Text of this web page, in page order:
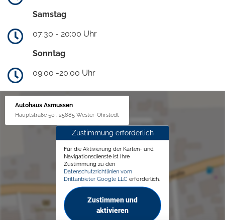
Samstag
07:30 - 20:00 Uhr
Sonntag
09:00 -20:00 Uhr
Autohaus Asmussen
Hauptstraße 50 , 25885 Wester-Ohrstedt
Zustimmung erforderlich
Für die Aktivierung der Karten- und
Navigationsdienste ist Ihre
Zustimmung zu den
Datenschutzrichtlinien vom
Drittanbieter Google LLC erforderlich.
Zustimmen und
aktivieren